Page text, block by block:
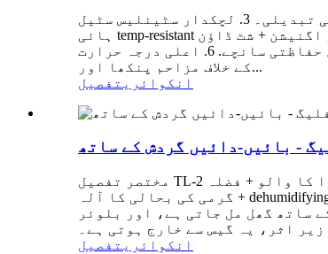
فوائد/خصوصیات 1. غیر پیچیدہ ترتیب اور آسان سیٹ اپ۔ 2. کافی ہوا کی گنجائش اور ہوا کے درجہ حرارت میں معمولی تبدیلی۔ 3. لچکدار سٹینلیس سٹیل
ہائی temp-resistant اندرونی ذخائر. 4. سیلف ایکٹنگ گیس برنر، مکمل دہن، اعلی پیداواری صلاحیت (انسٹالیشن پر، سسٹم آزادانہ طور پر اگنیشن + شٹ ڈاؤن
+ خودکار درجہ حرارت ایڈجسٹمنٹ کو کنٹرول کر سکتا ہے)۔ 5. گرمی کے نقصان کو روکنے کے لئے گھنے آگ مزاحم راک اون حفاظتی سانچے. 6. اعلی درجہ حرارت
کے خلاف مزاحم پنکھا اور...
انکوائری تفصیل
مختصر تفصیل TL-2 کمبشن فرنس 8 اجزاء پر مشتمل ہے: قدرتی گیس اگنائٹر + اندرونی ذخائر + انسولیٹنگ کنٹینر + بلوئر + تازہ ہوا کا والو + فضلہ
گرمی کی بحالی کا آلہ + dehumidifying بلور + ریگولیٹر سسٹم۔ یہ خاص طور پر نیچے کی طرف ہوا کے بہاؤ کو خشک کرنے والے چیمبرز/ہیٹنگ اسپیس کو سپورٹ
ساتھ گھل مل جاتی ہے، اور بلوئر
زیر اثر، یہ گیس سے خارج ہوتی ہے۔
انکوائری تفصیل